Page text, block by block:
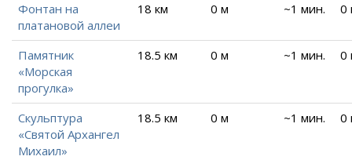
Фонтан на
платановой аллеи
18 км 0 м ~1 мин. 0
Памятник
«Морская
прогулка»
18.5 км 0 м ~1 мин. 0
Скульптура
«Святой Архангел
Михаил»
18.5 км 0 м ~1 мин. 0